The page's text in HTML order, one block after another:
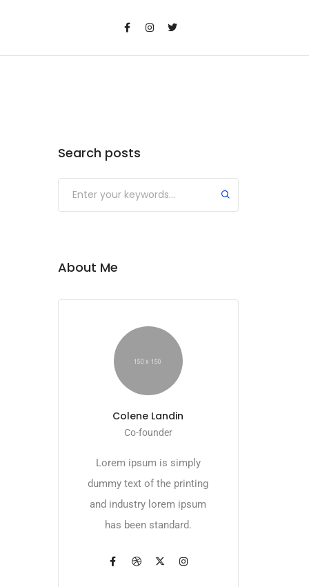
Search posts
Submit
About Me
Colene Landin
Co-founder
Lorem ipsum is simply
dummy text of the printing
and industry lorem ipsum
has been standard.